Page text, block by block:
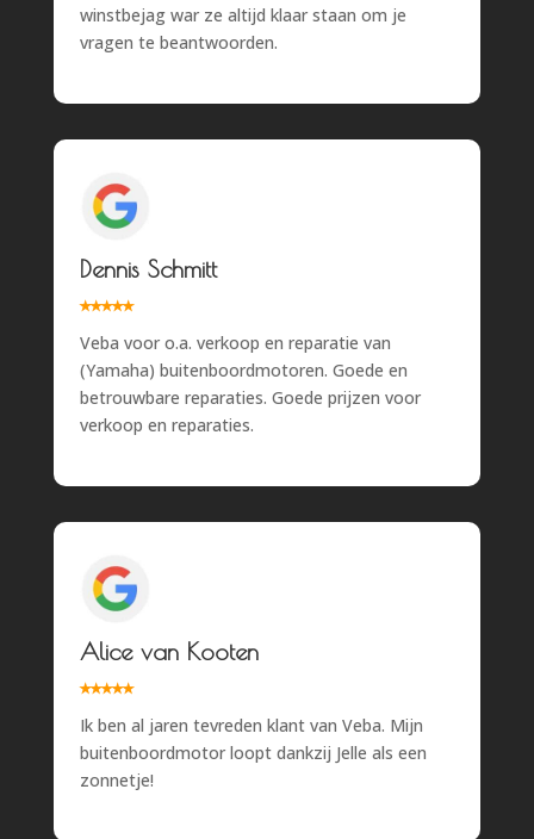
winstbejag war ze altijd klaar staan om je
vragen te beantwoorden.
Dennis Schmitt
⭑⭑⭑⭑⭑
Veba voor o.a. verkoop en reparatie van
(Yamaha) buitenboordmotoren. Goede en
betrouwbare reparaties. Goede prijzen voor
verkoop en reparaties.
Alice van Kooten
⭑⭑⭑⭑⭑
Ik ben al jaren tevreden klant van Veba. Mijn
buitenboordmotor loopt dankzij Jelle als een
zonnetje!